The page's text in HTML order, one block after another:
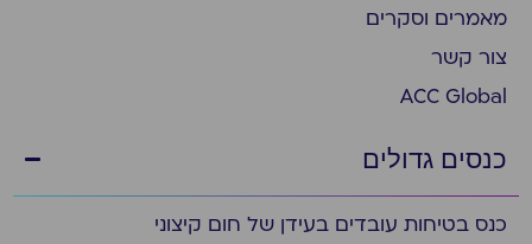
מאמרים וסקרים
צור קשר
ACC Global
כנסים גדולים
כנס בטיחות עובדים בעידן של חום קיצוני